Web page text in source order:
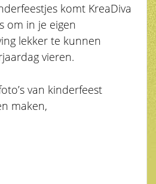
komt KreaDiva
om in je eigen
lekker te kunnen
vieren.
van kinderfeest
maken,